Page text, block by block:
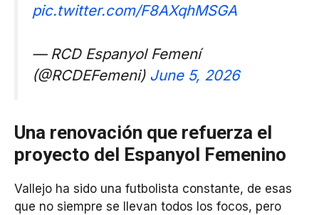
pic.twitter.com/F8AXqhMSGA
— RCD Espanyol Femení
(@RCDEFemeni) June 5, 2026
Una renovación que refuerza el
proyecto del Espanyol Femenino
Vallejo ha sido una futbolista constante, de esas
que no siempre se llevan todos los focos, pero